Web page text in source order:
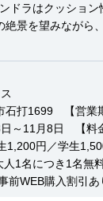
ドラはクッション
絶景を望みながら
石打1699 【営業
～11月8日 【料
1,200円／学生
1名につき1名無
WEB購入割引あ